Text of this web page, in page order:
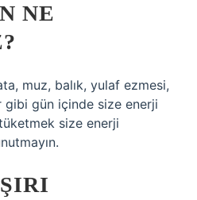
NE
muz, balık, yulaf ezmesi,
gün içinde size enerji
size enerji